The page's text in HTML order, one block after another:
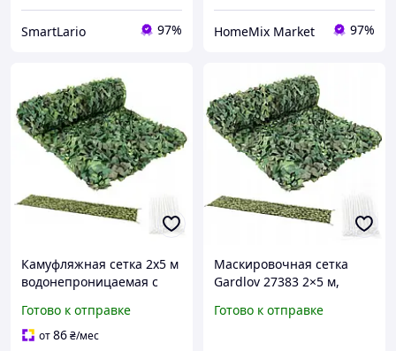
SmartLario 97% HomeMix Market 97%
Камуфляжная сетка 2x5 м
водонепроницаемая с
и маскировки Gardlov
цвет Woodland
Готово к отправке
от86₴/мес
Маскировочная сетка
Gardlov 27383 2×5 м,
Готово к отправке